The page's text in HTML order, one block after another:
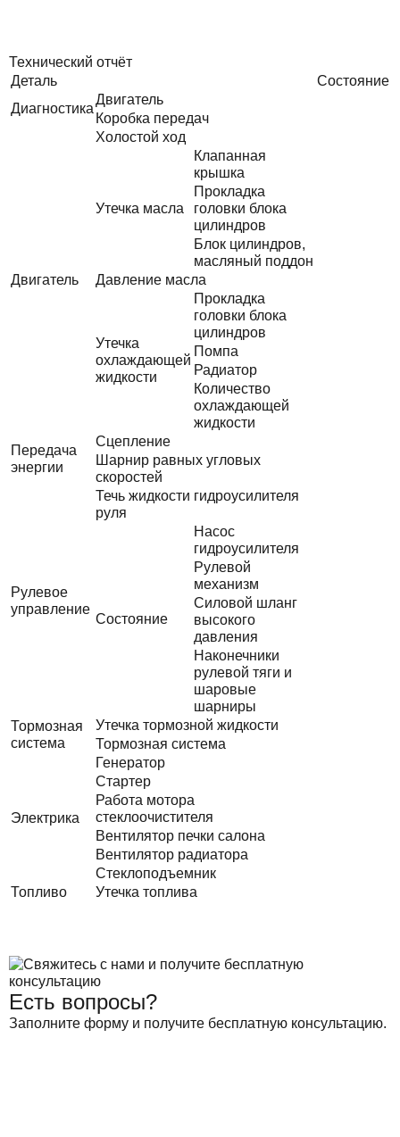
Технический отчёт
Деталь
Состояние
Диагностика
Двигатель
Коробка передач
Двигатель
Холостой ход
Утечка масла
Клапанная
крышка
Прокладка
головки блока
цилиндров
Блок цилиндров,
масляный поддон
Давление масла
Утечка
охлаждающей
жидкости
Прокладка
головки блока
цилиндров
Помпа
Радиатор
Количество
охлаждающей
жидкости
Передача
энергии
Сцепление
Шарнир равных угловых
скоростей
Рулевое
управление
Течь жидкости гидроусилителя
руля
Состояние
Насос
гидроусилителя
Рулевой
механизм
Силовой шланг
высокого
давления
Наконечники
рулевой тяги и
шаровые
шарниры
Тормозная
система
Утечка тормозной жидкости
Тормозная система
Электрика
Генератор
Стартер
Работа мотора
стеклоочистителя
Вентилятор печки салона
Вентилятор радиатора
Стеклоподъемник
Топливо
Утечка топлива
Есть вопросы?
Заполните форму и получите бесплатную консультацию.